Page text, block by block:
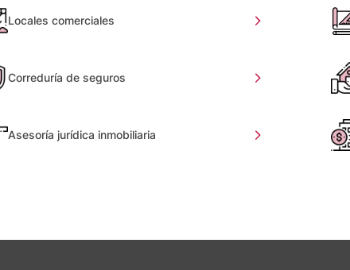
Locales comerciales
Correduría de seguros
Asesoría jurídica inmobiliaria